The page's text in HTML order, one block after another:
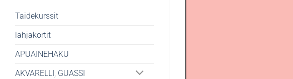
Taidekurssit
lahjakortit
APUAINEHAKU
AKVARELLI, GUASSI